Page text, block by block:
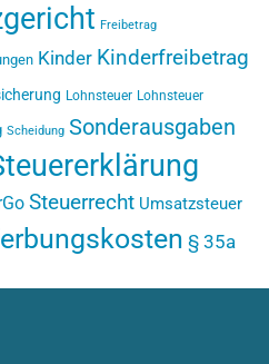
Freibetrag
Kinder Kinderfreibetrag
Lohnsteuer Lohnsteuer
Scheidung Sonderausgaben
Steuerrecht Umsatzsteuer
§ 35a